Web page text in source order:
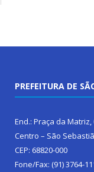
PREFEITURA DE
End.: Praça da Matriz,
Centro – São
CEP: 68820-000
Fone/Fax: (91) 3764-